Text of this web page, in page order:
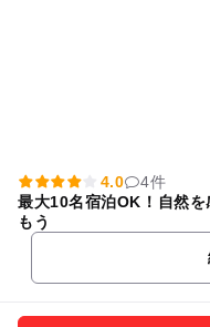
4.0
4件
最大10名宿泊OK！自然
もう